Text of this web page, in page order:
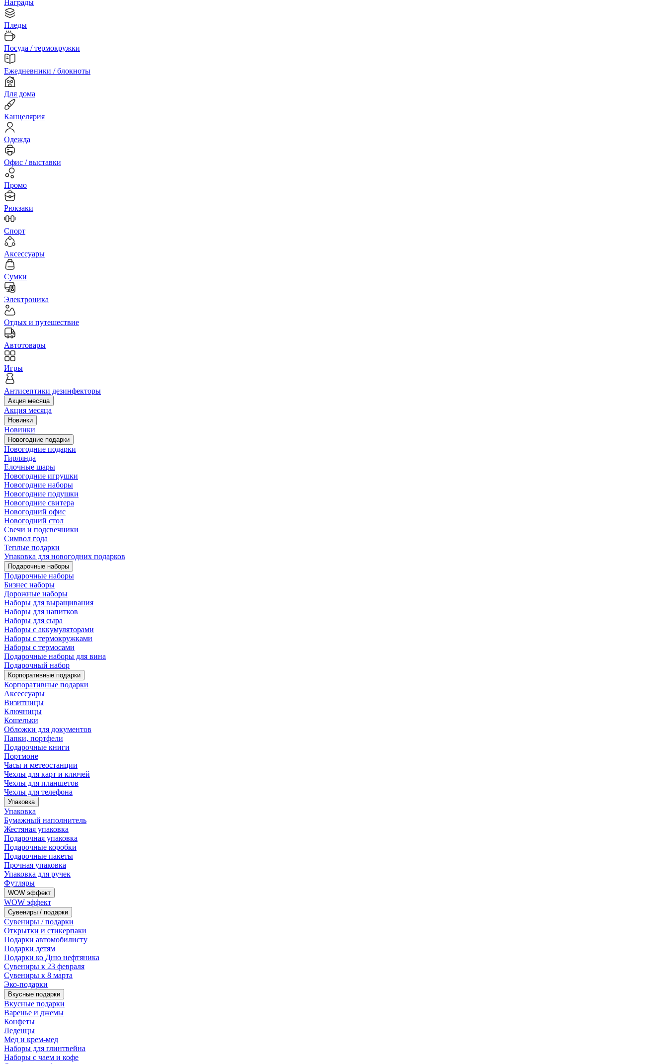
Награды
Пледы
Посуда / термокружки
Ежедневники / блокноты
Для дома
Канцелярия
Одежда
Офис / выставки
Промо
Рюкзаки
Спорт
Аксессуары
Сумки
Электроника
Отдых и путешествие
Автотовары
Игры
Антисептики дезинфекторы
Акция месяца
Акция месяца
Новинки
Новинки
Новогодние подарки
Новогодние подарки
Гирлянда
Елочные шары
Новогодние игрушки
Новогодние наборы
Новогодние подушки
Новогодние свитера
Новогодний офис
Новогодний стол
Свечи и подсвечники
Символ года
Теплые подарки
Упаковка для новогодних подарков
Подарочные наборы
Подарочные наборы
Бизнес наборы
Дорожные наборы
Наборы для выращивания
Наборы для напитков
Наборы для сыра
Наборы с аккумуляторами
Наборы с термокружками
Наборы с термосами
Подарочные наборы для вина
Подарочный набор
Корпоративные подарки
Корпоративные подарки
Аксессуары
Визитницы
Ключницы
Кошельки
Обложки для документов
Папки, портфели
Подарочные книги
Портмоне
Часы и метеостанции
Чехлы для карт и ключей
Чехлы для планшетов
Чехлы для телефона
Упаковка
Упаковка
Бумажный наполнитель
Жестяная упаковка
Подарочная упаковка
Подарочные коробки
Подарочные пакеты
Прочная упаковка
Упаковка для ручек
Футляры
WOW эффект
WOW эффект
Сувениры / подарки
Сувениры / подарки
Открытки и стикерпаки
Подарки автомобилисту
Подарки детям
Подарки ко Дню нефтяника
Сувениры к 23 февраля
Сувениры к 8 марта
Эко-подарки
Вкусные подарки
Вкусные подарки
Варенье и джемы
Конфеты
Леденцы
Мед и крем-мед
Наборы для глинтвейна
Наборы с чаем и кофе